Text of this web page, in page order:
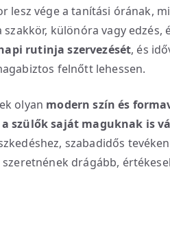
lesz vége a tanítási órának,
különóra vagy edzés,
rutinja szervezését, és
felnőtt lehessen.
olyan modern szín és
a szülők saját maguknak is
szabadidős
szeretnének drágább,